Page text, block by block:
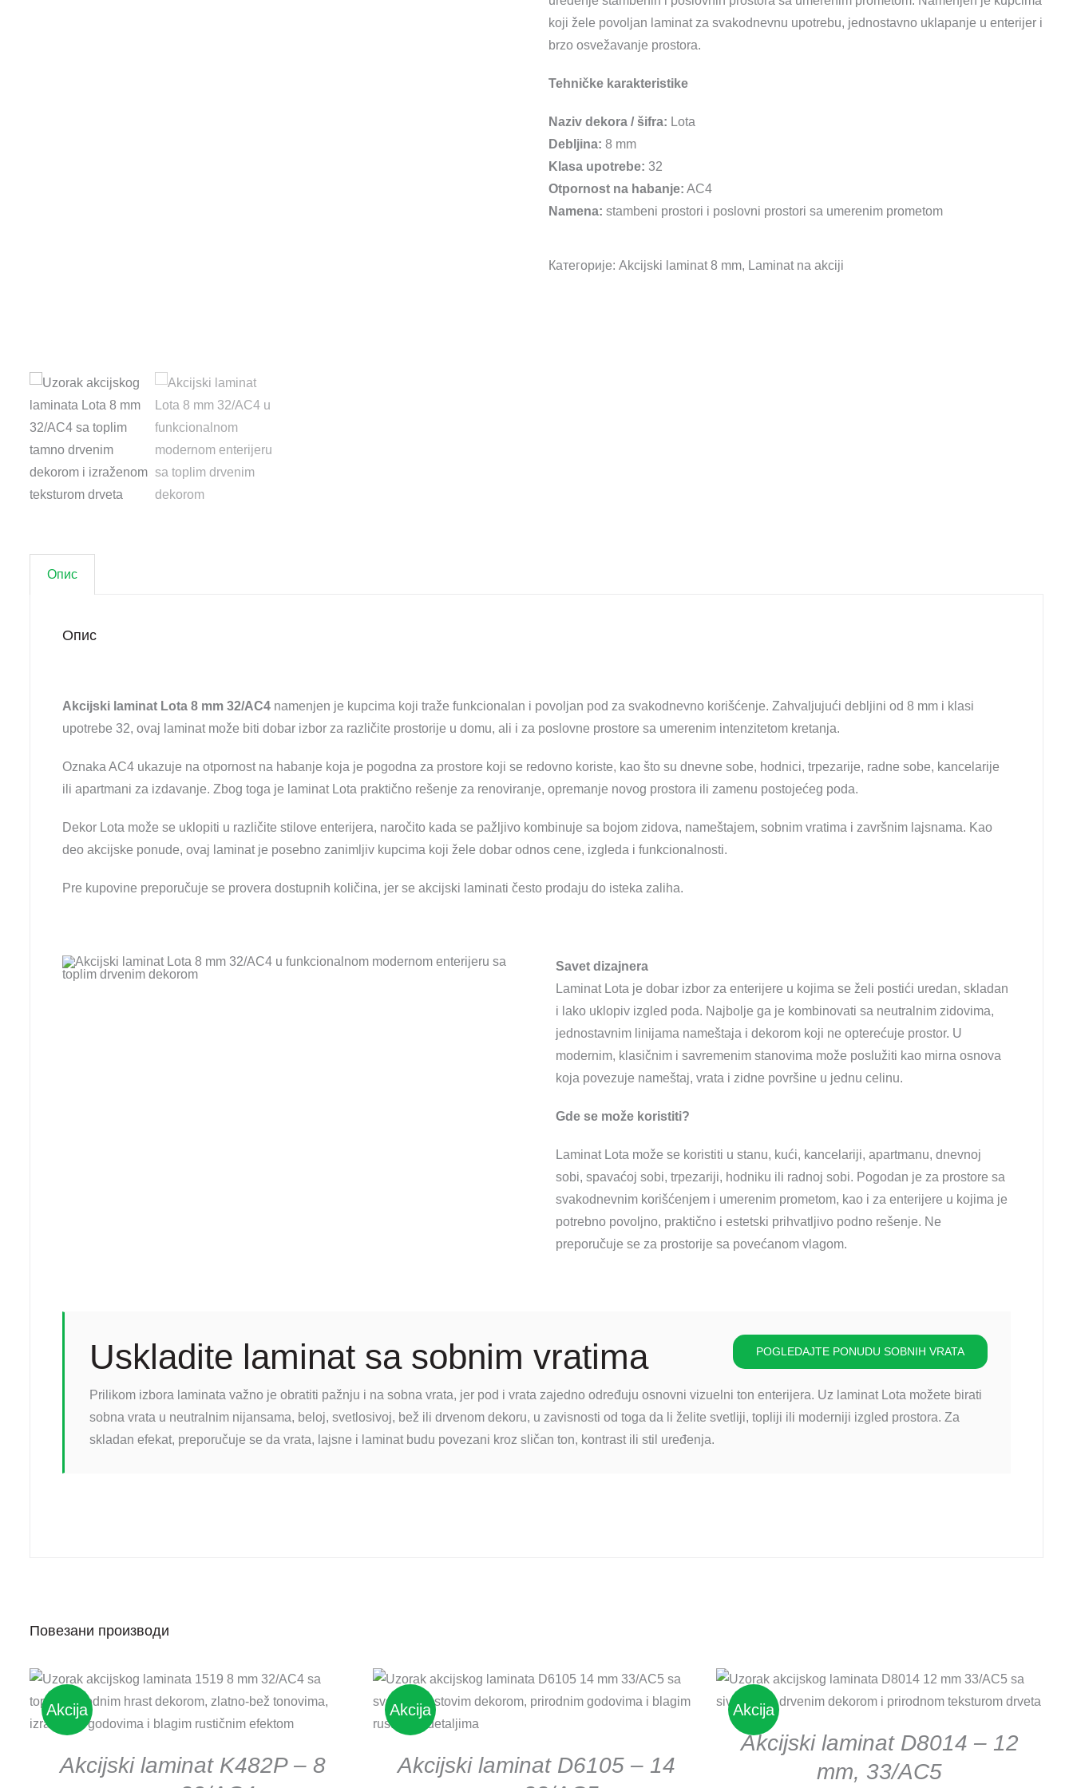
1.999,00 рсд.
koji žele povoljan laminat za svakodnevnu upotrebu, jednostavno uklapanje u enterijer i
brzo osvežavanje prostora.
Tehničke karakteristike
Naziv dekora / šifra: Lota
Debljina: 8 mm
Klasa upotrebe: 32
Otpornost na habanje: AC4
Namena: stambeni prostori i poslovni prostori sa umerenim prometom
Категорије: Akcijski laminat 8 mm, Laminat na akciji
Опис
Опис
Akcijski laminat Lota 8 mm 32/AC4namenjen je kupcima koji traže funkcionalan i povoljan pod za svakodnevno korišćenje. Zahvaljujući debljini od 8 mm i klasi
upotrebe 32, ovaj laminat može biti dobar izbor za različite prostorije u domu, ali i za poslovne prostore sa umerenim intenzitetom kretanja.
Oznaka AC4 ukazuje na otpornost na habanje koja je pogodna za prostore koji se redovno koriste, kao što su dnevne sobe, hodnici, trpezarije, radne sobe, kancelarije
ili apartmani za izdavanje. Zbog toga je laminat Lota praktično rešenje za renoviranje, opremanje novog prostora ili zamenu postojećeg poda.
Dekor Lota može se uklopiti u različite stilove enterijera, naročito kada se pažljivo kombinuje sa bojom zidova, nameštajem, sobnim vratima i završnim lajsnama. Kao
deo akcijske ponude, ovaj laminat je posebno zanimljiv kupcima koji žele dobar odnos cene, izgleda i funkcionalnosti.
Pre kupovine preporučuje se provera dostupnih količina, jer se akcijski laminati često prodaju do isteka zaliha.
Savet dizajnera
Laminat Lota je dobar izbor za enterijere u kojima se želi postići uredan, skladan
i lako uklopiv izgled poda. Najbolje ga je kombinovati sa neutralnim zidovima,
jednostavnim linijama nameštaja i dekorom koji ne opterećuje prostor. U
modernim, klasičnim i savremenim stanovima može poslužiti kao mirna osnova
koja povezuje nameštaj, vrata i zidne površine u jednu celinu.
Gde se može koristiti?
Laminat Lota može se koristiti u stanu, kući, kancelariji, apartmanu, dnevnoj
sobi, spavaćoj sobi, trpezariji, hodniku ili radnoj sobi. Pogodan je za prostore sa
svakodnevnim korišćenjem i umerenim prometom, kao i za enterijere u kojima je
potrebno povoljno, praktično i estetski prihvatljivo podno rešenje. Ne
preporučuje se za prostorije sa povećanom vlagom.
POGLEDAJTE PONUDU SOBNIH VRATA
Uskladite laminat sa sobnim vratima
Prilikom izbora laminata važno je obratiti pažnju i na sobna vrata, jer pod i vrata zajedno određuju osnovni vizuelni ton enterijera. Uz laminat Lota možete birati
sobna vrata u neutralnim nijansama, beloj, svetlosivoj, bež ili drvenom dekoru, u zavisnosti od toga da li želite svetliji, topliji ili moderniji izgled prostora. Za
skladan efekat, preporučuje se da vrata, lajsne i laminat budu povezani kroz sličan ton, kontrast ili stil uređenja.
Повезани производи
Akcija DETAILS
Akcijski laminat K482P – 8
Akcija DETAILS
Akcijski laminat D6105 – 14
Akcija
Akcijski laminat D8014 – 12
mm, 33/AC5